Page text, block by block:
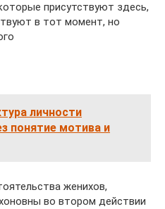
присутствуют здесь,
в тот момент, но
личности
понятие мотива и
женихов,
во втором действии